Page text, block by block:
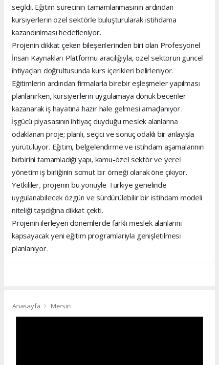
seçildi. Eğitim sürecinin tamamlanmasının ardından
kursiyerlerin özel sektörle buluşturularak istihdama
kazandırılması hedefleniyor.
Projenin dikkat çeken bileşenlerinden biri olan Profesyonel
İnsan Kaynakları Platformu aracılığıyla, özel sektörün güncel
ihtiyaçları doğrultusunda kurs içerikleri belirleniyor.
Eğitimlerin ardından firmalarla birebir eşleşmeler yapılması
planlanırken, kursiyerlerin uygulamaya dönük beceriler
kazanarak iş hayatına hazır hale gelmesi amaçlanıyor.
İşgücü piyasasının ihtiyaç duyduğu meslek alanlarına
odaklanan proje; planlı, seçici ve sonuç odaklı bir anlayışla
yürütülüyor. Eğitim, belgelendirme ve istihdam aşamalarının
birbirini tamamladığı yapı, kamu-özel sektör ve yerel
yönetim iş birliğinin somut bir örneği olarak öne çıkıyor.
Yetkililer, projenin bu yönüyle Türkiye genelinde
uygulanabilecek özgün ve sürdürülebilir bir istihdam modeli
niteliği taşıdığına dikkat çekti.
Projenin ilerleyen dönemlerde farklı meslek alanlarını
kapsayacak yeni eğitim programlarıyla genişletilmesi
planlanıyor.
Anasayfa Mersin